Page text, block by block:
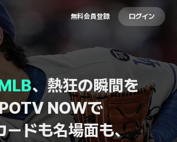
無料会員登録 ログイン
、熱狂の瞬間を
NOWで
ードも名場面も、